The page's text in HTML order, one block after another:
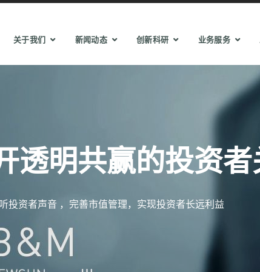
关于我们 新闻动态 创新科研 业务服务
透明共赢的投资者
投资者声音 ，完善市值管理，实现投资者长远利益